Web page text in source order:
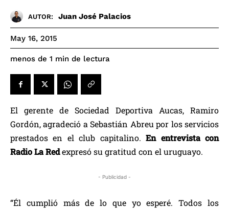
AUTOR: Juan José Palacios
May 16, 2015
menos de 1 min de lectura
El gerente de Sociedad Deportiva Aucas, Ramiro
Gordón, agradeció a Sebastián Abreu por los servicios
prestados en el club capitalino.En entrevista con
Radio La Redexpresó su gratitud con el uruguayo.
- Publicidad -
“Él cumplió más de lo que yo esperé. Todos los